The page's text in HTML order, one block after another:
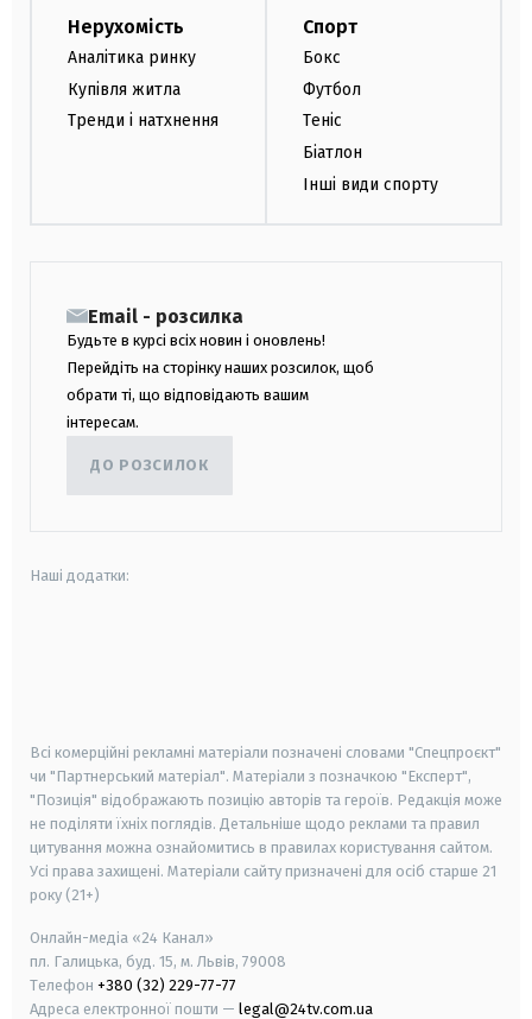
Нерухомість
Аналітика ринку
Купівля житла
Тренди і натхнення
Спорт
Бокс
Футбол
Теніс
Біатлон
Інші види спорту
Email - розсилка
Будьте в курсі всіх новин і оновлень!
Перейдіть на сторінку наших розсилок, щоб
обрати ті, що відповідають вашим
інтересам.
ДО РОЗСИЛОК
Наші додатки:
Всі комерційні рекламні матеріали позначені словами "Спецпроєкт"
чи "Партнерський матеріал". Матеріали з позначкою "Експерт",
"Позиція" відображають позицію авторів та героїв. Редакція може
не поділяти їхніх поглядів. Детальніше щодо реклами та правил
цитування можна ознайомитись в правилах користування сайтом.
Усі права захищені. Матеріали сайту призначені для осіб старше 21
року (21+)
Онлайн-медіа «24 Канал»
пл. Галицька, буд. 15, м. Львів, 79008
Телефон +380 (32) 229-77-77
Адреса електронної пошти — legal@24tv.com.ua